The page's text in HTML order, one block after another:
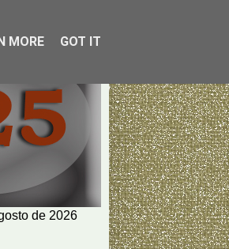
de 2026
MORE GOT IT